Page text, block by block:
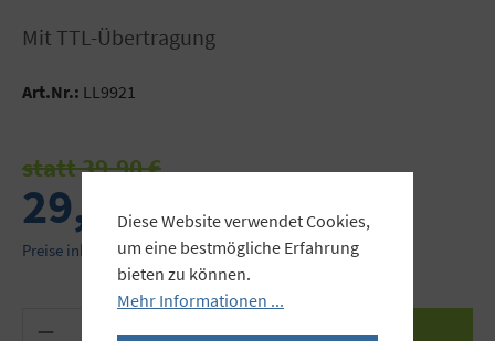
mit TTL-Übertragung
Art.Nr.: LL9921
statt 39,90 €
29,90 €
Preise inkl. MwSt. zzgl. Versandkosten
Produkt Anzahl: Gib den gewünschten Wert
Diese Website verwendet Cookies,
um eine bestmögliche Erfahrung
bieten zu können.
Mehr Informationen ...